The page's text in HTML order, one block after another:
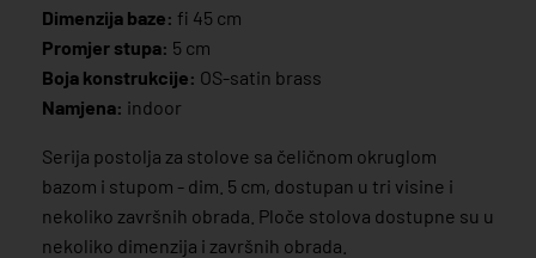
Dimenzija baze: fi 45 cm
Promjer stupa: 5 cm
Boja konstrukcije: OS-satin brass
Namjena: indoor
Serija postolja za stolove sa čeličnom okruglom
bazom i stupom - dim. 5 cm, dostupan u tri visine i
nekoliko završnih obrada. Ploče stolova dostupne su u
nekoliko dimenzija i završnih obrada.